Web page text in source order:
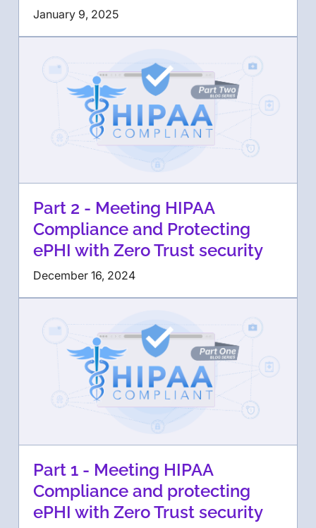
January 9, 2025
Part 2 - Meeting HIPAA
Compliance and Protecting
ePHI with Zero Trust security
December 16, 2024
Part 1 - Meeting HIPAA
Compliance and protecting
ePHI with Zero Trust security